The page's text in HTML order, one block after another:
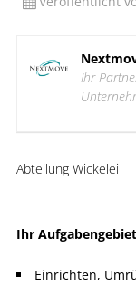
Ihr
Abteilung Wickelei
Ihr
Einrichten,